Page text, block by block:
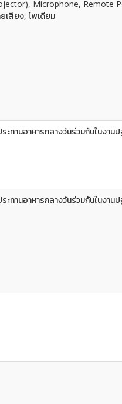
Microphone, Remote
เสียง, โพเดียม
ะทานอาหารกลางวันร่วมกันในงาน
ะทานอาหารกลางวันร่วมกันในงาน